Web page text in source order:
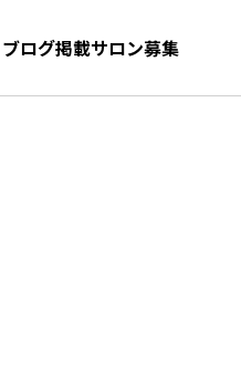
ブログ掲載サロン募集
髪型をさがす